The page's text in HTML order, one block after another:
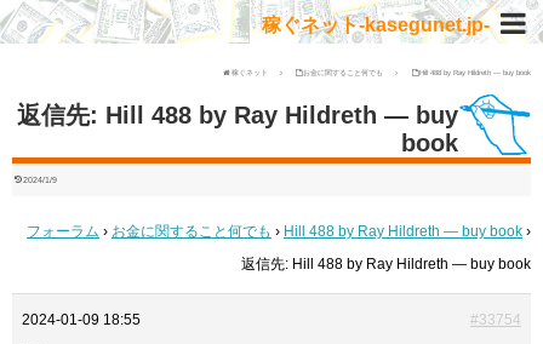
稼ぐネット-kasegunet.jp-
稼ぐネット お金に関すること何でも Hill 488 by Ray Hildreth — buy book
返信先: Hill 488 by Ray Hildreth — buy
book
2024/1/9
フォーラム › お金に関すること何でも › Hill 488 by Ray Hildreth — buy book ›
返信先: Hill 488 by Ray Hildreth — buy book
2024-01-09 18:55 #33754